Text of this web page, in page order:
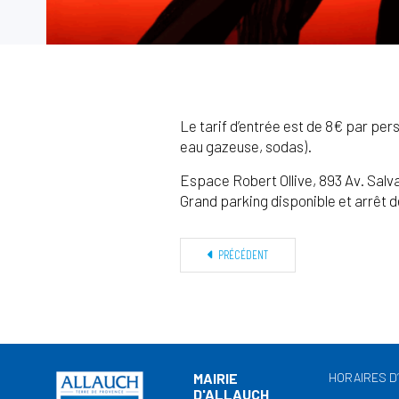
Le tarif d’entrée est de 8€ par
eau gazeuse, sodas).
Espace Robert Ollive, 893 Av.
Grand parking disponible et arrêt
PRÉCÉDENT
MAIRIE
D'ALLAUCH
HORAIRES